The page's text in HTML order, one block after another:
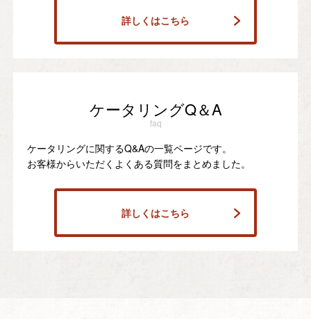
詳しくはこちら
ケータリングQ＆A
faq
ケータリングに関するQ&Aの一覧ページです。
お客様からいただくよくある質問をまとめました。
詳しくはこちら